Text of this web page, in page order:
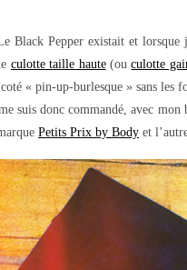
Black Pepper existait et
culotte taille haute(ouculotte
« pin-up-burlesque » sans les
suis donc commandé, avec mon
Petits Prix by Body et